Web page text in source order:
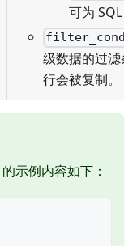
可为 SQL
级数据的过滤
行会被复制。
的示例内容如下：